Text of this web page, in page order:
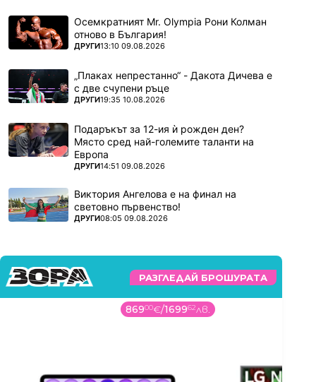
Осемкратният Mr. Olympia Рони Колман
отново в България!
ПОВЕЧЕ ОТ
ДРУГИ13:10 09.08.2026
„Плаках непрестанно“ - Дакота Дичева е
с две счупени ръце
ПОВЕЧЕ ОТ
ДРУГИ19:35 10.08.2026
Подаръкът за 12-ия ѝ рожден ден?
Място сред най-големите таланти на
Европа
ПОВЕЧЕ ОТ
ДРУГИ14:51 09.08.2026
Виктория Ангелова е на финал на
световно първенство!
ПОВЕЧЕ ОТ
ДРУГИ08:05 09.08.2026
РАЗГЛЕДАЙ БРОШУРАТА
86900€/169962лв.